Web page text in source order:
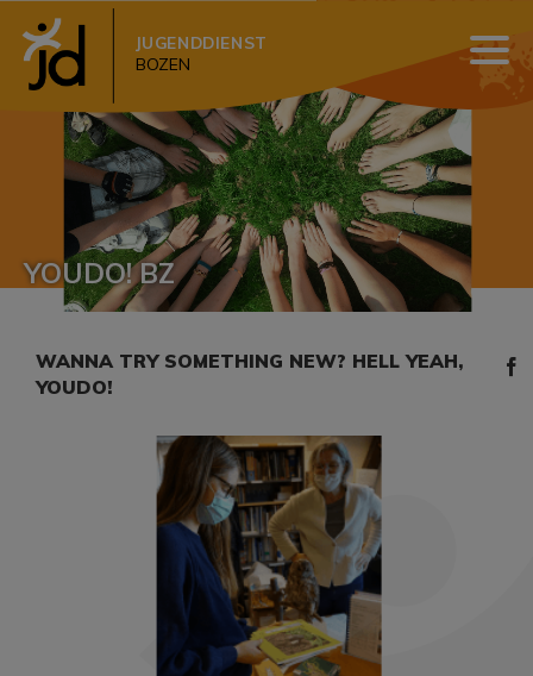
JUGENDDIENST
BOZEN
YOUDO! BZ
WANNA TRY SOMETHING NEW? HELL YEAH,
YOUDO!